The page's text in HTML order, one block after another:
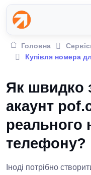
Головна
Купівля номера
Як швидко
акаунт
реального
телефону?
Іноді потрібно